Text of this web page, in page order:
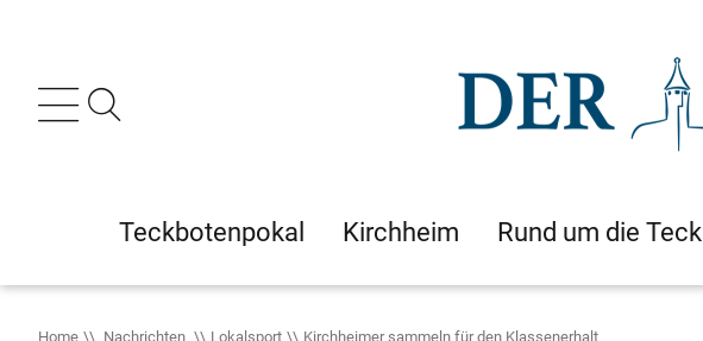
Teckbotenpokal Kirchheim Rund um die Teck
Home Nachrichten Lokalsport Kirchheimer sammeln für den Klassenerhalt